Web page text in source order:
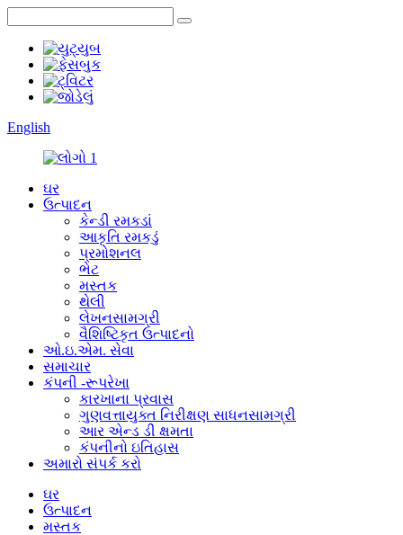
English
ઘર
ઉત્પાદન
કેન્ડી રમકડાં
આકૃતિ રમકડું
પ્રમોશનલ
ભેટ
મસ્તક
થેલી
લેખનસામગ્રી
વૈશિષ્ટિકૃત ઉત્પાદનો
ઓ.ઇ.એમ. સેવા
સમાચાર
કંપની -રૂપરેખા
કારખાના પ્રવાસ
ગુણવત્તાયુક્ત નિરીક્ષણ સાધનસામગ્રી
આર એન્ડ ડી ક્ષમતા
કંપનીનો ઇતિહાસ
અમારો સંપર્ક કરો
ઘર
ઉત્પાદન
મસ્તક